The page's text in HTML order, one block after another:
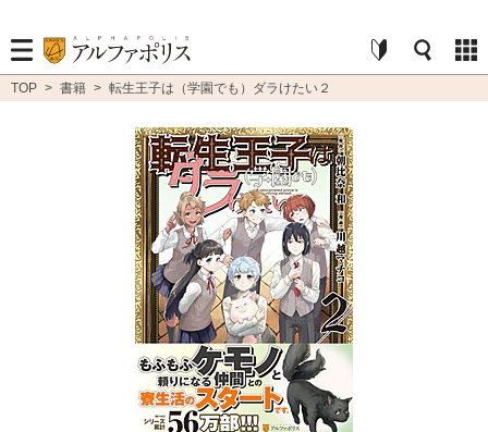
TOP > 書籍 > 転生王子は（学園でも）ダラけたい２